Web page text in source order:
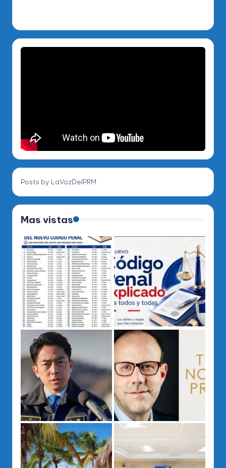
Posts by LaVozDelPRM
Mas vistas